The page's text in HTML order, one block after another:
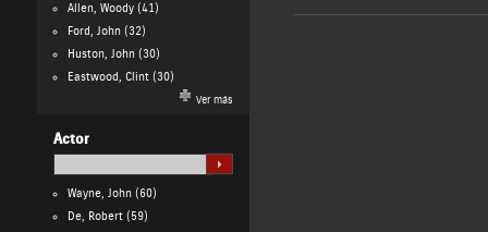
Allen, Woody(41)
Ford, John(32)
Huston, John(30)
Eastwood, Clint(30)
Ver más
Actor
Wayne, John(60)
De, Robert(59)